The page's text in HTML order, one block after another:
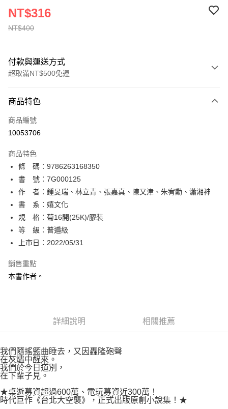
NT$400
NT$316
付款與運送方式
超取滿NT$500免運
信用卡一次付款
超商取貨付款
相關說明
【關於「AFTEE先享後付」】
AFTEE先享後付是「在收到商品之後才付款」的支付方式。 讓您購物簡單
便利好安心！
１．簡單：不需註冊會員、不需綁卡、不需儲值。
２．便利：只要手機號碼，簡訊認證，即可結帳。
３．安心：先確認商品／服務後，再付款。
【「AFTEE先享後付」結帳流程】
１．於結帳方式選擇「AFTEE先享後付」後，將跳轉至「AFTEE先享後付」
２．訂單成立數日內，您將收到繳費通知簡訊。
ATM／網路銀行／等多元方式進行付款，方視為交易完成。
※ 交易是否成功請以「AFTEE先享後付 」之結帳頁面顯示為準，若有關於
是否繳費成功／繳費後需取消欲退款等相關疑問，請聯繫「AFTEE先享後付
【注意事項】
１．透過由恩沛科技股份有限公司提供之「AFTEE先享後付」服務完成之交
易，需依本服務之必要範圍內提供個人資料，並將交易相關給付款項請求債
權轉讓予恩沛科技股份有限公司。
２．關於個人資料處理事宜，請瀏覽以下網址：
https://aftee.tw/terms/#terms3
ATM付款
運送方式
全家取貨付款
每筆NT$80，滿NT$500(含以上)免運費
每筆NT$80，滿NT$500(含以上)免運費
付款後萊爾富取貨
7-11取貨付款
每筆NT$80，滿NT$500(含以上)免運費
付款後7-11取貨
每筆NT$80，滿NT$500(含以上)免運費
商品特色
商品編號
10053706
商品特色
條 碼：9786263168350
書 號：7G000125
作 者：鍾旻瑞、林立青、張嘉真、陳又津、朱宥勳、瀟湘神
書 系：嬉文化
規 格：菊16開(25K)/膠裝
等 級：普遍級
上市日：2022/05/31
銷售重點
本書作者。
詳細說明 相關推薦
我們隨搖籃曲睡去，又因轟隆砲聲
在灰燼中醒來。
我們於今日道別，
在下輩子見。
★桌遊募資超過600萬、電玩募資近300萬！
時代巨作《台北大空襲》，正式出版原創小說集！★